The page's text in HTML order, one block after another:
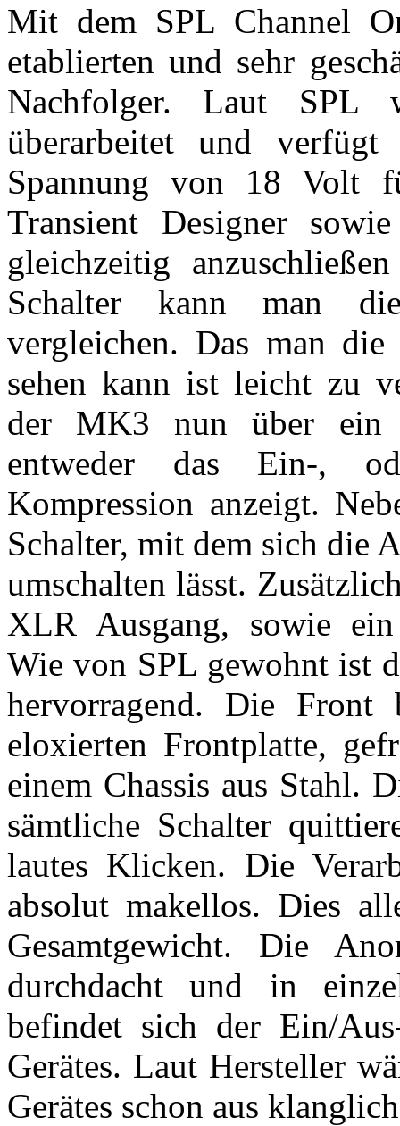
Mit dem SPL Channel
etablierten und sehr
Nachfolger. Laut SPL
überarbeitet und
Spannung von 18 Volt
Transient Designer
gleichzeitig
Schalter kann man
vergleichen. Das man
sehen kann ist leicht zu
der MK3 nun über ein
entweder das Ein-,
Kompression anzeigt.
Schalter, mit dem sich die
umschalten lässt.
XLR Ausgang, sowie
Wie von SPL gewohnt ist
hervorragend. Die Front
eloxierten Frontplatte,
einem Chassis aus Stahl.
sämtliche Schalter
lautes Klicken. Die
absolut makellos. Dies
Gesamtgewicht. Die
durchdacht und in
befindet sich der Ein/
Gerätes. Laut Hersteller
Gerätes schon aus